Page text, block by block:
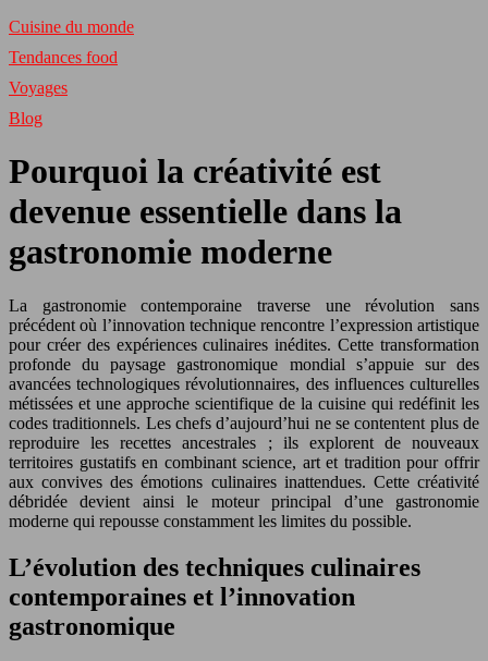
Cuisine du monde
Tendances food
Voyages
Blog
Pourquoi la créativité est
devenue essentielle dans la
gastronomie moderne
La gastronomie contemporaine traverse une révolution sans
précédent où l’innovation technique rencontre l’expression artistique
pour créer des expériences culinaires inédites. Cette transformation
profonde du paysage gastronomique mondial s’appuie sur des
avancées technologiques révolutionnaires, des influences culturelles
métissées et une approche scientifique de la cuisine qui redéfinit les
codes traditionnels. Les chefs d’aujourd’hui ne se contentent plus de
reproduire les recettes ancestrales ; ils explorent de nouveaux
territoires gustatifs en combinant science, art et tradition pour offrir
aux convives des émotions culinaires inattendues. Cette créativité
débridée devient ainsi le moteur principal d’une gastronomie
moderne qui repousse constamment les limites du possible.
L’évolution des techniques culinaires
contemporaines et l’innovation
gastronomique